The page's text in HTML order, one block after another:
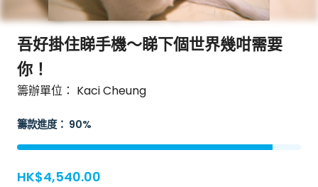
吾好掛住睇手機～睇下個世界幾咁需要
你！
籌辦單位： Kaci Cheung
籌款進度： 90%
HK$4,540.00